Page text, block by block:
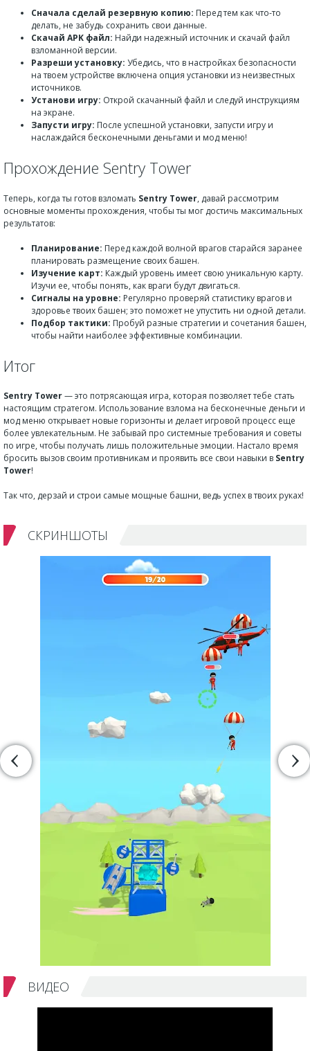
Сначала сделай резервную копию: Перед тем как что-то
делать, не забудь сохранить свои данные.
Скачай APK файл: Найди надежный источник и скачай файл
взломанной версии.
Разреши установку: Убедись, что в настройках безопасности
на твоем устройстве включена опция установки из неизвестных
источников.
Установи игру: Открой скачанный файл и следуй инструкциям
на экране.
Запусти игру: После успешной установки, запусти игру и
наслаждайся бесконечными деньгами и мод меню!
Прохождение Sentry Tower
Теперь, когда ты готов взломать Sentry Tower, давай рассмотрим
основные моменты прохождения, чтобы ты мог достичь максимальных
результатов:
Планирование: Перед каждой волной врагов старайся заранее
планировать размещение своих башен.
Изучение карт: Каждый уровень имеет свою уникальную карту.
Изучи ее, чтобы понять, как враги будут двигаться.
Сигналы на уровне: Регулярно проверяй статистику врагов и
здоровье твоих башен; это поможет не упустить ни одной детали.
Подбор тактики: Пробуй разные стратегии и сочетания башен,
чтобы найти наиболее эффективные комбинации.
Итог
Sentry Tower— это потрясающая игра, которая позволяет тебе стать
настоящим стратегом. Использование взлома на бесконечные деньги и
мод меню открывает новые горизонты и делает игровой процесс еще
более увлекательным. Не забывай про системные требования и советы
по игре, чтобы получать лишь положительные эмоции. Настало время
бросить вызов своим противникам и проявить все свои навыки в Sentry
Tower!
Так что, дерзай и строи самые мощные башни, ведь успех в твоих руках!
СКРИНШОТЫ
ВИДЕО